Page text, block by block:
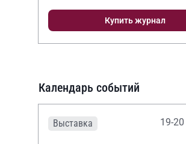
Купить журнал
Календарь событий
Выставка 19-20